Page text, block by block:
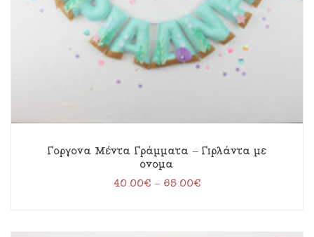
Γοργόνα Μέντα Γράμματα – Γιρλάντα με
όνομα
40.00€ – 65.00€